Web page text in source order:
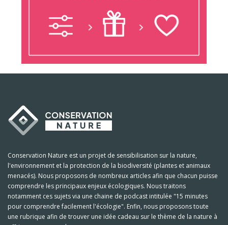
Conservation Nature est un projet de sensibilisation sur la nature,
l'environnement et la protection de la biodiversité (plantes et animaux
menacés). Nous proposons de nombreux articles afin que chacun puisse
comprendre les principaux enjeux écologiques. Nous traitons
notamment ces sujets via une chaine de podcast intitulée "15 minutes
pour comprendre facilement l'écologie". Enfin, nous proposons toute
une rubrique afin de trouver une idée cadeau sur le thème de la nature à